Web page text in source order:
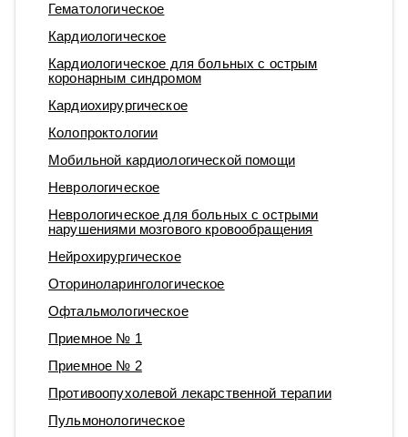
Гематологическое
Кардиологическое
Кардиологическое для больных с острым
коронарным синдромом
Кардиохирургическое
Колопроктологии
Мобильной кардиологической помощи
Неврологическое
Неврологическое для больных с острыми
нарушениями мозгового кровообращения
Нейрохирургическое
Оториноларингологическое
Офтальмологическое
Приемное № 1
Приемное № 2
Противоопухолевой лекарственной терапии
Пульмонологическое